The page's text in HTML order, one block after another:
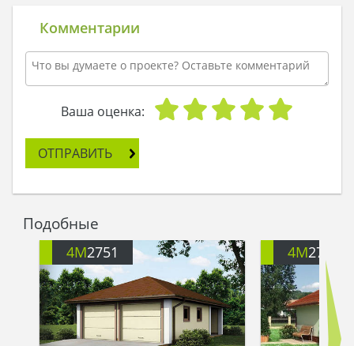
капитальное строение способное поместить два
легковых автомобиля, еще и место для полок
останется. В нем машины будут защищены от
выгорания на солнце и от перемерзания на
морозе. Кроме основного помещения есть еще
и боковая комната. Это идеальное место для
инвентаря: палатки, мангал, лыжи, надувная
лодка, гамак и спальные мешки.. В общем, все
поместится, если ее боком подвесить на стену.
Полки и стеллажи в таком гараже точно гулять
не будут.
Комментарии
Ваша оценка:
ОТПРАВИТЬ
Подобные
4M2751 4M2770